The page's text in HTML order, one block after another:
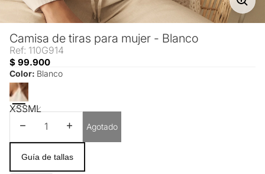
Camisa de tiras para mujer - Blanco
Ref: 110G914
$ 99.900
Color: Blanco
XSSML
Disminuir cantidadAumentar cantidad
Agotado
Guía de tallas